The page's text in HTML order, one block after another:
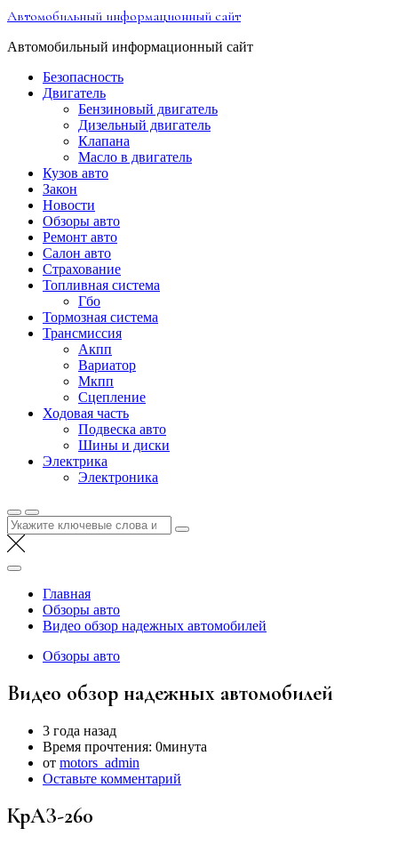
Перейти
содержимому
Автомобильный информационный сайт
Автомобильный информационный сайт
Безопасность
Двигатель
Бензиновый двигатель
Дизельный двигатель
Клапана
Масло в двигатель
Кузов авто
Закон
Новости
Обзоры авто
Ремонт авто
Салон авто
Страхование
Топливная система
Гбо
Тормозная система
Трансмиссия
Акпп
Вариатор
Мкпп
Сцепление
Ходовая часть
Подвеска авто
Шины и диски
Электрика
Электроника
Найти:
Главная
Обзоры авто
Видео обзор надежных автомобилей
Обзоры авто
Видео обзор надежных автомобилей
3 года назад
Время прочтения: 0минута
от motors_admin
Оставьте комментарий
КрАЗ-260